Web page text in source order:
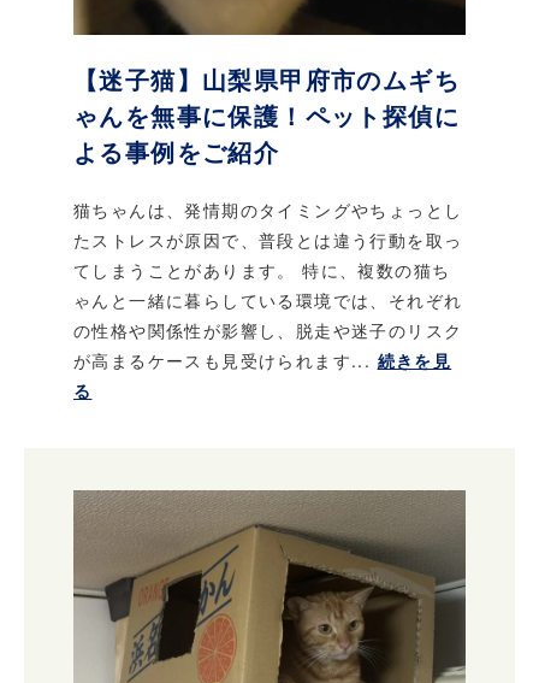
【迷子猫】山梨県甲府市のムギち
ゃんを無事に保護！ペット探偵に
よる事例をご紹介
猫ちゃんは、発情期のタイミングやちょっとし
たストレスが原因で、普段とは違う行動を取っ
てしまうことがあります。 特に、複数の猫ち
ゃんと一緒に暮らしている環境では、それぞれ
の性格や関係性が影響し、脱走や迷子のリスク
が高まるケースも見受けられます... 続きを見
る